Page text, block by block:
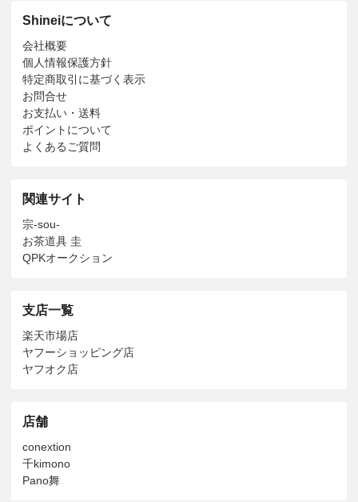
Shineiについて
会社概要
個人情報保護方針
特定商取引に基づく表示
お問合せ
お支払い・送料
ポイントについて
よくあるご質問
関連サイト
宗-sou-
お茶道具 圭
QPKオークション
支店一覧
楽天市場店
ヤフーショッピング店
ヤフオク店
店舗
conextion
千kimono
Pano舞